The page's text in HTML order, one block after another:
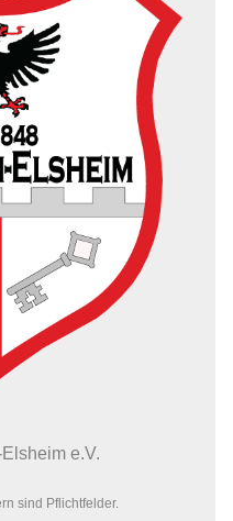
e.V.
sind Pflichtfelder.